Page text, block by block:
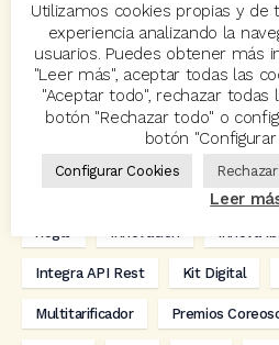
acuerdo Acuerdos Allianz
Avant2 Avant2 Sales Manager
Carlos Rovira Codeoscopic
Eventos
hogar Innovación Innova
Integra API Rest Kit Digital
Multitarificador Premios
Utilizamos cookies propias y
experiencia analizando la
usuarios. Puedes obtener más
"Leer más", aceptar todas las
"Aceptar todo", rechazar todas
botón "Rechazar todo" o
botón "Configurar
Configurar Cookies
Leer